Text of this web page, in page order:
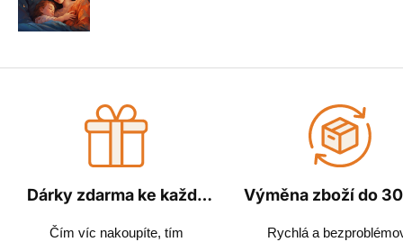
Dárky zdarma ke každé
Čím víc nakoupíte, tím
Výměna zboží do
Rychlá a